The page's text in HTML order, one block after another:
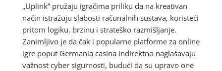
„Uplink“ pružaju igračima priliku da na kreativan
način istražuju slabosti računalnih sustava, koristeći
pritom logiku, brzinu i strateško razmišljanje.
Zanimljivo je da čak i popularne platforme za online
igre poput Germania casina indirektno naglašavaju
važnost cyber sigurnosti, budući da su upravo one